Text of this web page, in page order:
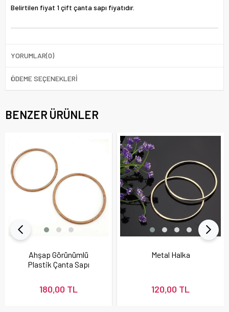
Belirtilen fiyat 1 çift çanta sapı fiyatıdır.
YORUMLAR(0)
ÖDEME SEÇENEKLERI
BENZER ÜRÜNLER
Ahşap Görünümlü
Plastik Çanta Sapı
180,00 TL
Metal Halka
120,00 TL